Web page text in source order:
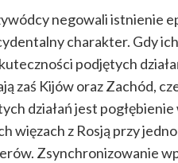
negowali istnienie
charakter. Gdy
podjętych
zaś Kijów oraz Zachód,
działań jest
więzach z Rosją przy
Zsynchronizowanie